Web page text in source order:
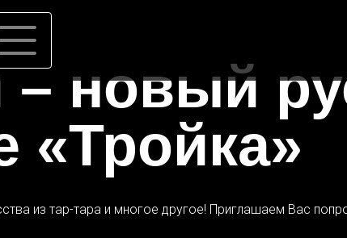
новый
«Тройка»
из тар-тара и многое другое! Приглашаем Вас